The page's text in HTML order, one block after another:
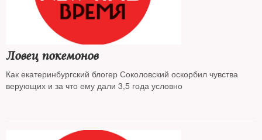
Ловец покемонов
Как екатеринбургский блогер Соколовский оскорбил чувства
верующих и за что ему дали 3,5 года условно